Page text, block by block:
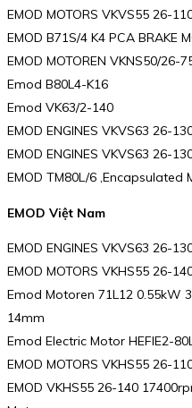
EMOD MOTORS VKVS55 26-
EMOD B71S/4 K4 PCA BRAKE
EMOD MOTOREN VKNS50/26-
Emod B80L4-K16
Emod VK63/2-140
EMOD ENGINES VKVS63 26-
EMOD ENGINES VKVS63 26-
EMOD TM80L/6 ,Encapsulated
EMOD Việt Nam
EMOD ENGINES VKVS63 26-
EMOD MOTORS VKHS55 26-
Emod Motoren 71L12 0.55kW
14mm
Emod Electric Motor HEFIE2-
EMOD MOTORS VKHS55 26-
EMOD VKHS55 26-140